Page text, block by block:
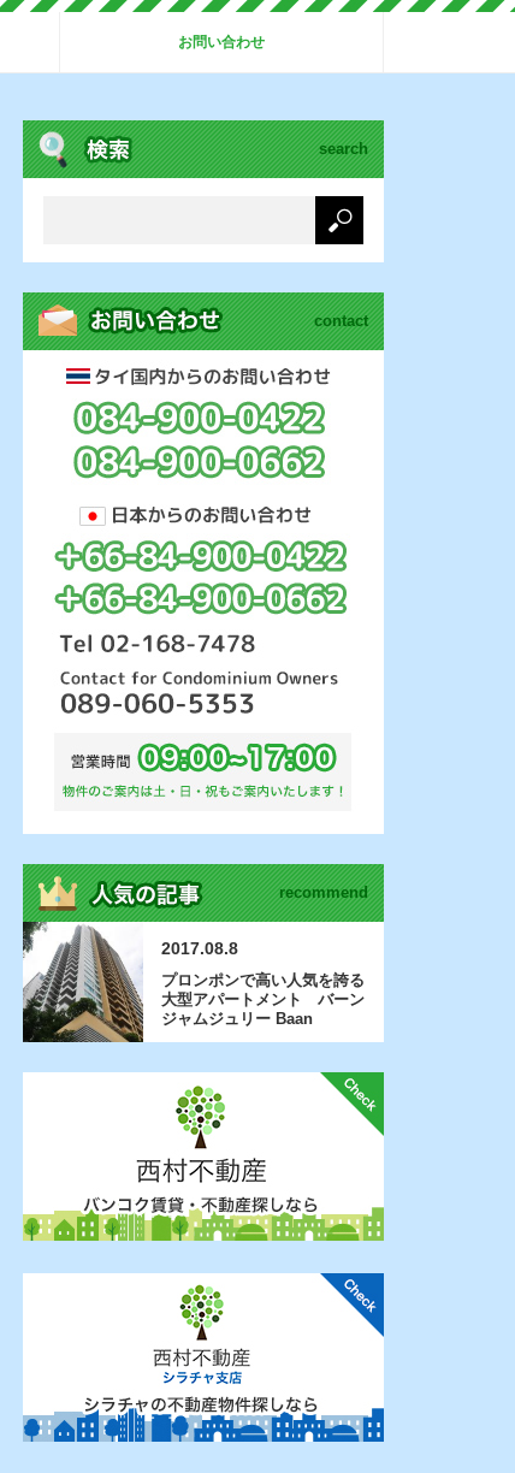
お問い合わせ
search
contact
recommend
2017.08.8
プロンポンで高い人気を誇る
大型アパートメント バーン
ジャムジュリー Baan
Jamjuree